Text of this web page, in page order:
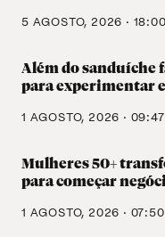
5 AGOSTO, 2026 · 18:00
Além do sanduíche
para experimentar
1 AGOSTO, 2026 · 09:47
Mulheres 50+
para começar
1 AGOSTO, 2026 · 07:50